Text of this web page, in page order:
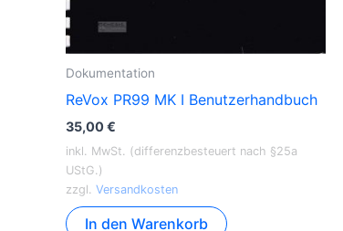
Dokumentation
ReVox PR99 MK I Benutzerhandbuch
35,00€
inkl. MwSt. (differenzbesteuert nach §25a
UStG.)
zzgl. Versandkosten
In den Warenkorb